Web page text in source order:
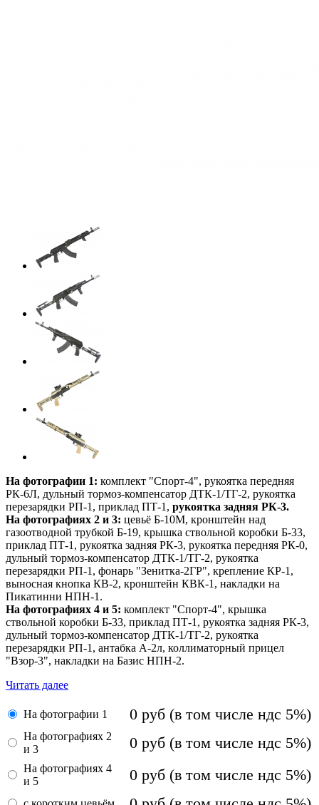
На фотографии 1: комплект "Спорт-4", рукоятка передняя
РК-6Л, дульный тормоз-компенсатор ДТК-1/ТГ-2, рукоятка
перезарядки РП-1, приклад ПТ-1, рукоятка задняя РК-3.
На фотографиях 2 и 3: цевьё Б-10М, кронштейн над
газоотводной трубкой Б-19, крышка ствольной коробки Б-33,
приклад ПТ-1, рукоятка задняя РК-3, рукоятка передняя РК-0,
дульный тормоз-компенсатор ДТК-1/ТГ-2, рукоятка
перезарядки РП-1, фонарь "Зенитка-2ГР", крепление КР-1,
выносная кнопка КВ-2, кронштейн КВК-1, накладки на
Пикатинни НПН-1.
На фотографиях 4 и 5: комплект "Спорт-4", крышка
ствольной коробки Б-33, приклад ПТ-1, рукоятка задняя РК-3,
дульный тормоз-компенсатор ДТК-1/ТГ-2, рукоятка
перезарядки РП-1, антабка А-2л, коллиматорный прицел
"Взор-3", накладки на Базис НПН-2.
Читать далее
На фотографии 1 0 руб (в том числе ндс 5%)
На фотографиях 2
и 3
0 руб (в том числе ндс 5%)
На фотографиях 4
и 5
0 руб (в том числе ндс 5%)